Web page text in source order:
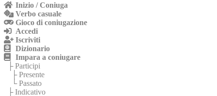
Inizio / Coniuga
Verbo casuale
Gioco di coniugazione
Accedi
Iscriviti
Dizionario
Impara a coniugare
├ Participi
├ Presente
└ Passato
├ Indicativo